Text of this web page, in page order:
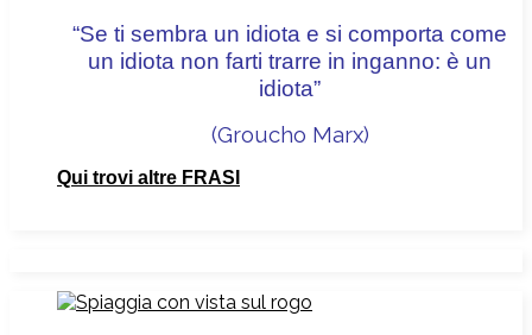
“Se ti sembra un idiota e si comporta come
un idiota non farti trarre in inganno: è un
idiota”
(Groucho Marx)
Qui trovi altre FRASI